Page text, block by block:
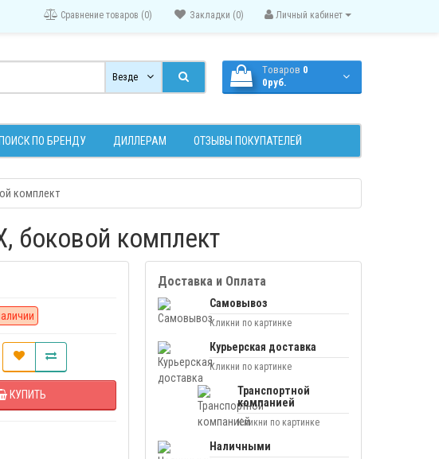
Личный кабинет
Закладки (0)
Сравнение товаров (0)
Везде
Tоваров 0
0руб.
ПО БРЕНДУ ДИЛЛЕРАМ ОТЗЫВЫ ПОКУПАТЕЛЕЙ
комплект
боковой комплект
КУПИТЬ
Доставка и Оплата
Самовывоз
Кликни по картинке
Курьерская доставка
Кликни по картинке
Транспортной
компанией
Кликни по картинке
Наличными